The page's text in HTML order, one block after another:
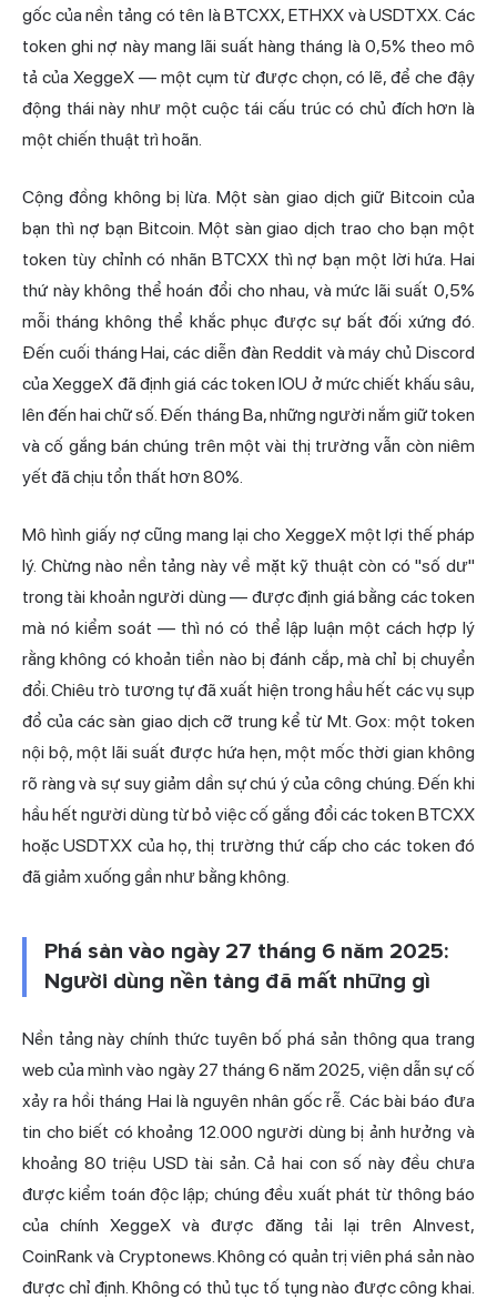
gốc của nền tảng có tên là BTCXX, ETHXX và USDTXX. Các
token ghi nợ này mang lãi suất hàng tháng là 0,5% theo mô
tả của XeggeX — một cụm từ được chọn, có lẽ, để che đậy
động thái này như một cuộc tái cấu trúc có chủ đích hơn là
một chiến thuật trì hoãn.
Cộng đồng không bị lừa. Một sàn giao dịch giữ Bitcoin của
bạn thì nợ bạn Bitcoin. Một sàn giao dịch trao cho bạn một
token tùy chỉnh có nhãn BTCXX thì nợ bạn một lời hứa. Hai
thứ này không thể hoán đổi cho nhau, và mức lãi suất 0,5%
mỗi tháng không thể khắc phục được sự bất đối xứng đó.
Đến cuối tháng Hai, các diễn đàn Reddit và máy chủ Discord
của XeggeX đã định giá các token IOU ở mức chiết khấu sâu,
lên đến hai chữ số. Đến tháng Ba, những người nắm giữ token
và cố gắng bán chúng trên một vài thị trường vẫn còn niêm
yết đã chịu tổn thất hơn 80%.
Mô hình giấy nợ cũng mang lại cho XeggeX một lợi thế pháp
lý. Chừng nào nền tảng này về mặt kỹ thuật còn có "số dư"
trong tài khoản người dùng — được định giá bằng các token
mà nó kiểm soát — thì nó có thể lập luận một cách hợp lý
rằng không có khoản tiền nào bị đánh cắp, mà chỉ bị chuyển
đổi. Chiêu trò tương tự đã xuất hiện trong hầu hết các vụ sụp
đổ của các sàn giao dịch cỡ trung kể từ Mt. Gox: một token
nội bộ, một lãi suất được hứa hẹn, một mốc thời gian không
rõ ràng và sự suy giảm dần sự chú ý của công chúng. Đến khi
hầu hết người dùng từ bỏ việc cố gắng đổi các token BTCXX
hoặc USDTXX của họ, thị trường thứ cấp cho các token đó
đã giảm xuống gần như bằng không.
Phá sản vào ngày 27 tháng 6 năm 2025:
Người dùng nền tảng đã mất những gì
Nền tảng này chính thức tuyên bố phá sản thông qua trang
web của mình vào ngày 27 tháng 6 năm 2025, viện dẫn sự cố
xảy ra hồi tháng Hai là nguyên nhân gốc rễ. Các bài báo đưa
tin cho biết có khoảng 12.000 người dùng bị ảnh hưởng và
khoảng 80 triệu USD tài sản. Cả hai con số này đều chưa
được kiểm toán độc lập; chúng đều xuất phát từ thông báo
của chính XeggeX và được đăng tải lại trên AInvest,
CoinRank và Cryptonews. Không có quản trị viên phá sản nào
được chỉ định. Không có thủ tục tố tụng nào được công khai.